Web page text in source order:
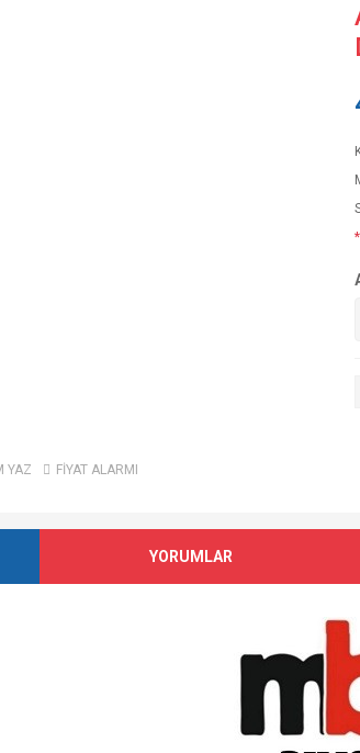
YAZ FİYAT ALARMI
YORUMLAR